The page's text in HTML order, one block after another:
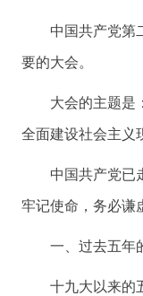
中国共产党第
要的大会。
大会的主题是
全面建设社会主义
中国共产党已
牢记使命，务必谦
一、过去五年
十九大以来的